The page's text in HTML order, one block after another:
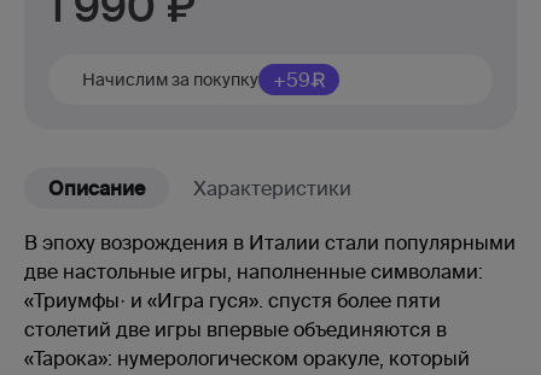
Начислим за покупку +59
Описание Характеристики
В эпоху возрождения в Италии стали популярными
две настольные игры, наполненные символами:
«Триумфы· и «Игра гуся». спустя более пяти
столетий две игры впервые объединяются в
«Тарока»: нумерологическом оракуле, который